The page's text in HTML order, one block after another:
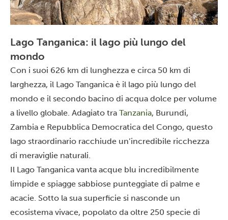
Lago Tanganica: il lago più lungo del
mondo
Con i suoi 626 km di lunghezza e circa 50 km di
larghezza, il Lago Tanganica è il lago più lungo del
mondo e il secondo bacino di acqua dolce per volume
a livello globale. Adagiato tra Tanzania, Burundi,
Zambia e Repubblica Democratica del Congo, questo
lago straordinario racchiude un’incredibile ricchezza
di meraviglie naturali.
Il Lago Tanganica vanta acque blu incredibilmente
limpide e spiagge sabbiose punteggiate di palme e
acacie. Sotto la sua superficie si nasconde un
ecosistema vivace, popolato da oltre 250 specie di